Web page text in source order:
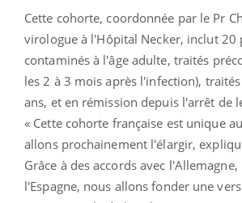
Cette cohorte, coordonnée par le Pr
virologue à l'Hôpital Necker, inclut 20
contaminés à l'âge adulte, traités
les 2 à 3 mois après l'infection),
ans, et en rémission depuis l'arrêt de
« Cette cohorte française est unique
allons prochainement l'élargir,
Grâce à des accords avec
l'Espagne, nous allons fonder une